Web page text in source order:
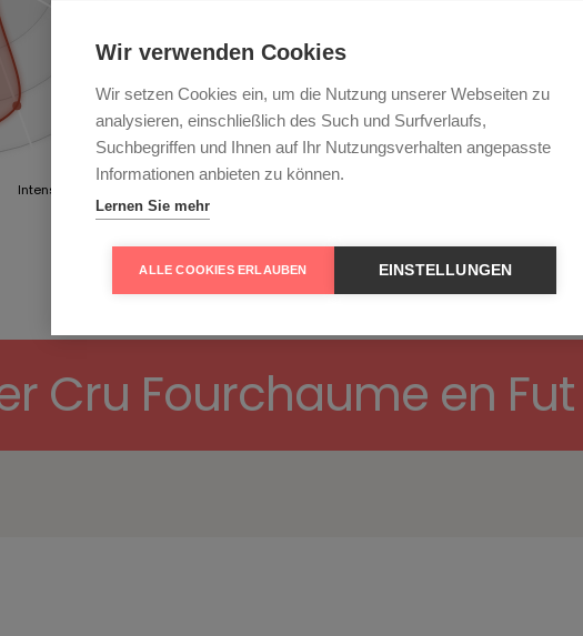
Intensität
Cru Fourchaume en Fut
Wir verwenden Cookies
Wir setzen Cookies ein, um die Nutzung unserer Webseiten zu
analysieren, einschließlich des Such und Surfverlaufs,
Suchbegriffen und Ihnen auf Ihr Nutzungsverhalten angepasste
Informationen anbieten zu können.
Lernen Sie mehr
ALLE COOKIES ERLAUBEN EINSTELLUNGEN